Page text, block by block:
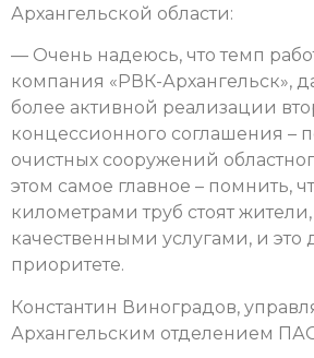
Архангельской области:
— Очень надеюсь, что темп
компания «РВК-Архангельск»,
более активной реализации
концессионного соглашения –
очистных сооружений
этом самое главное – помнить,
километрами труб стоят
качественными услугами, и это
приоритете.
Константин Виноградов,
Архангельским отделением